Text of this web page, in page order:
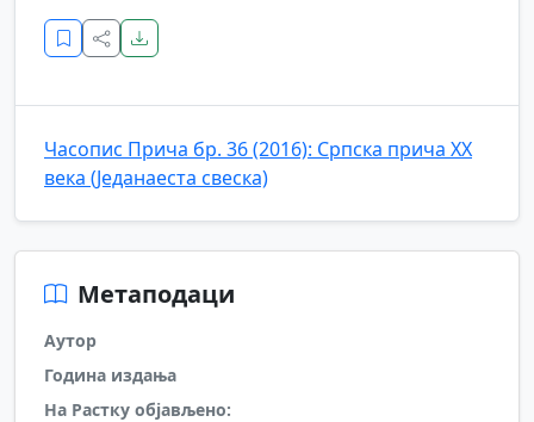
Часопис Прича бр. 36 (2016): Српска прича XX
века (Једанаеста свеска)
Метаподаци
Аутор
Година издања
На Растку објављено: